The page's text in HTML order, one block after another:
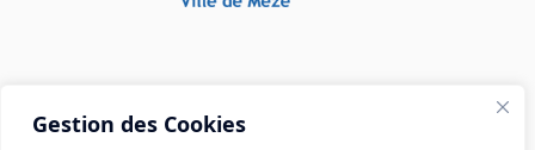
Gestion des Cookies
Mairie de Mèze